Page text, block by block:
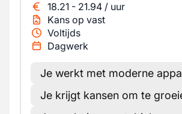
18.21 - 21.94 / uur
Kans op vast
Voltijds
Dagwerk
Je werkt met moderne
Je krijgt kansen om te